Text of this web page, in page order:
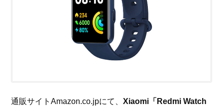
通販サイトAmazon.co.jpにて、Xiaomi「Redmi Watch